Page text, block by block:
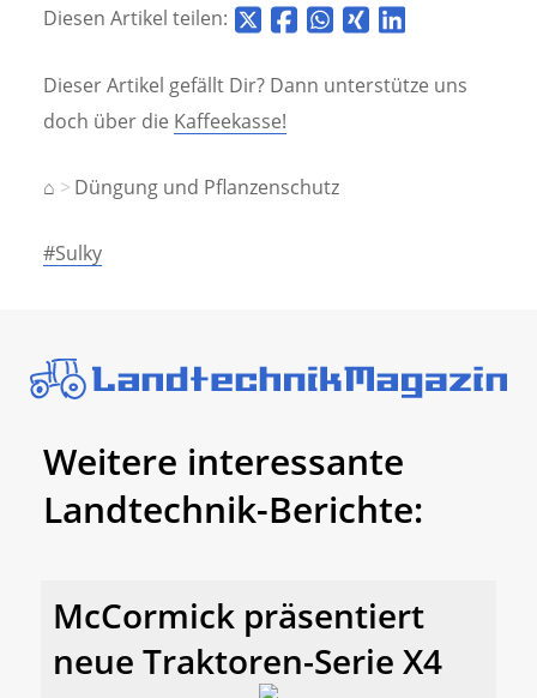
Diesen Artikel teilen:
Dieser Artikel gefällt Dir? Dann unterstütze uns
doch über die Kaffeekasse!
⌂ Düngung und Pflanzenschutz
#Sulky
Weitere interessante
Landtechnik-Berichte:
McCormick präsentiert
neue Traktoren-Serie X4